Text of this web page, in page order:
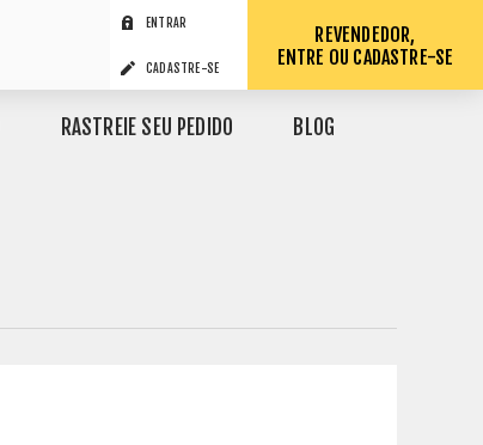
ENTRAR
CADASTRE-SE
REVENDEDOR,
ENTRE OU CADASTRE-SE
RASTREIE SEU PEDIDO BLOG